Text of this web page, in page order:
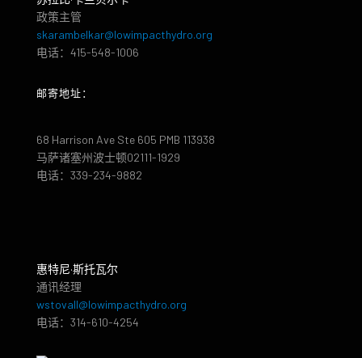
政策主管
skarambelkar@lowimpacthydro.org
电话：415-548-1006
邮寄地址：
68 Harrison Ave Ste 605 PMB 113938
马萨诸塞州波士顿02111-1929
电话：339-234-9882
惠特尼·斯托瓦尔
通讯经理
wstovall@lowimpacthydro.org
电话：314-610-4254